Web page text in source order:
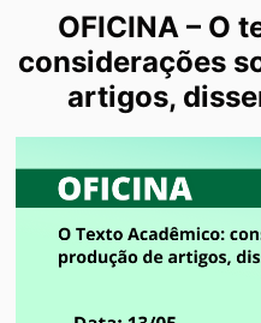
OFICINA – O
considerações
artigos,